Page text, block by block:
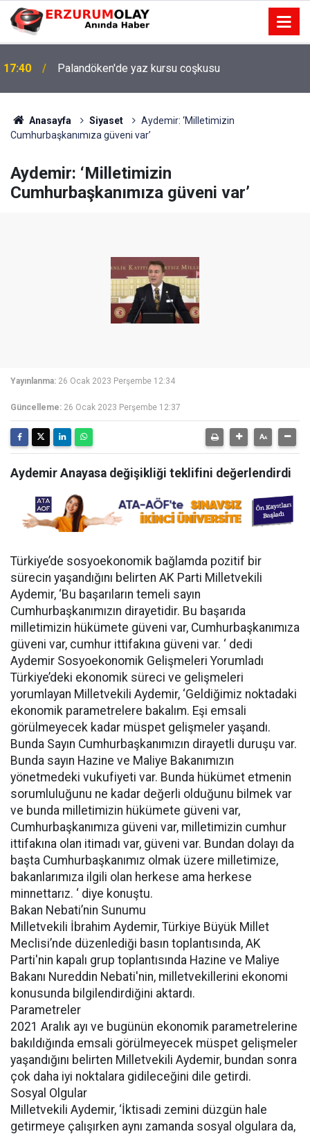
17:40 Palandöken'de yaz kursu coşkusu
Anasayfa Siyaset
Aydemir: ‘Milletimizin
Cumhurbaşkanımıza güveni var’
Aydemir: ‘Milletimizin
Cumhurbaşkanımıza güveni var’
Yayınlanma: 26 Ocak 2023 Perşembe 12:34
Güncelleme: 26 Ocak 2023 Perşembe 12:37
Aydemir Anayasa değişikliği teklifini değerlendirdi
Türkiye’de sosyoekonomik bağlamda pozitif bir
sürecin yaşandığını belirten AK Parti Milletvekili
Aydemir, ‘Bu başarıların temeli sayın
Cumhurbaşkanımızın dirayetidir. Bu başarıda
milletimizin hükümete güveni var, Cumhurbaşkanımıza
güveni var, cumhur ittifakına güveni var. ‘ dedi
Aydemir Sosyoekonomik Gelişmeleri Yorumladı
Türkiye’deki ekonomik süreci ve gelişmeleri
yorumlayan Milletvekili Aydemir, ‘Geldiğimiz noktadaki
ekonomik parametrelere bakalım. Eşi emsali
görülmeyecek kadar müspet gelişmeler yaşandı.
Bunda Sayın Cumhurbaşkanımızın dirayetli duruşu var.
Bunda sayın Hazine ve Maliye Bakanımızın
yönetmedeki vukufiyeti var. Bunda hükümet etmenin
sorumluluğunu ne kadar değerli olduğunu bilmek var
ve bunda milletimizin hükümete güveni var,
Cumhurbaşkanımıza güveni var, milletimizin cumhur
ittifakına olan itimadı var, güveni var. Bundan dolayı da
başta Cumhurbaşkanımız olmak üzere milletimize,
bakanlarımıza ilgili olan herkese ama herkese
minnettarız. ‘ diye konuştu.
Bakan Nebati’nin Sunumu
Milletvekili İbrahim Aydemir, Türkiye Büyük Millet
Meclisi’nde düzenlediği basın toplantısında, AK
Parti'nin kapalı grup toplantısında Hazine ve Maliye
Bakanı Nureddin Nebati'nin, milletvekillerini ekonomi
konusunda bilgilendirdiğini aktardı.
Parametreler
2021 Aralık ayı ve bugünün ekonomik parametrelerine
bakıldığında emsali görülmeyecek müspet gelişmeler
yaşandığını belirten Milletvekili Aydemir, bundan sonra
çok daha iyi noktalara gidileceğini dile getirdi.
Sosyal Olgular
Milletvekili Aydemir, ‘İktisadi zemini düzgün hale
getirmeye çalışırken aynı zamanda sosyal olgulara da,